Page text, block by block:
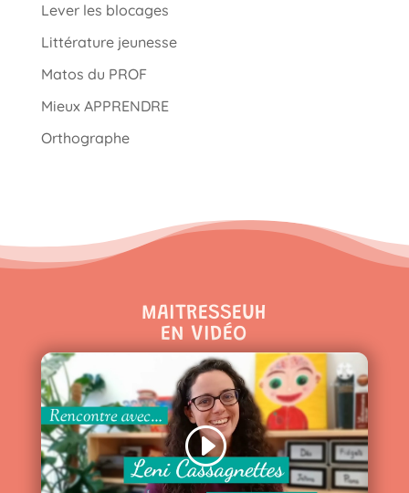
Lever les blocages
Littérature jeunesse
Matos du PROF
Mieux APPRENDRE
Orthographe
MAITRESSEUH
EN VIDÉO